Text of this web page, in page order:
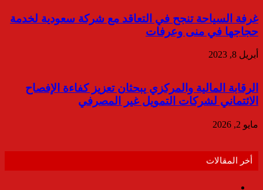
غرفة السياحة تنجح في التعاقد مع شركة سعودية لخدمة
حجاجها في منى وعرفات
أبريل 8, 2023
الرقابة المالية والمركزي يبحثان تعزيز كفاءة الإفصاح
الائتماني لشركات التمويل غير المصرفي
مايو 2, 2026
أخر المقالات